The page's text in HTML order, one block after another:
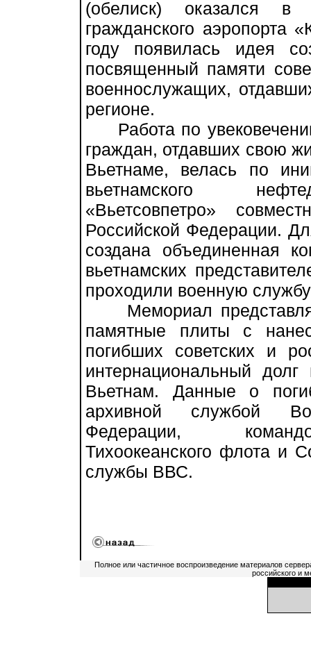
(обелиск) оказался
гражданского аэропорта
году появилась идея
посвященный памяти
военнослужащих,
регионе.
Работа по
граждан, отдавших свою
Вьетнаме, велась по
вьетнамского
«Вьетсовпетро»
Российской Федерации.
создана объединенная
вьетнамских
проходили военную
Мемориал
памятные плиты с
погибших советских и
интернациональный долг
Вьетнам. Данные о
архивной службой
Федерации,
Тихоокеанского флота и
службы ВВС.
Полное или частичное воспроизведение материалов
российского и